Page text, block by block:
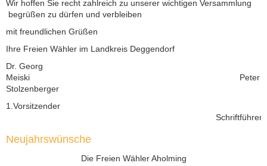
Wir hoffen Sie recht zahlreich zu unserer wichtigen Versammlung
begrüßen zu dürfen und verbleiben
mit freundlichen Grüßen
Ihre Freien Wähler im Landkreis Deggendorf
Dr. Georg
Meiski Peter
Stolzenberger
1.Vorsitzender
Schriftführer
Neujahrswünsche
Die Freien Wähler Aholming